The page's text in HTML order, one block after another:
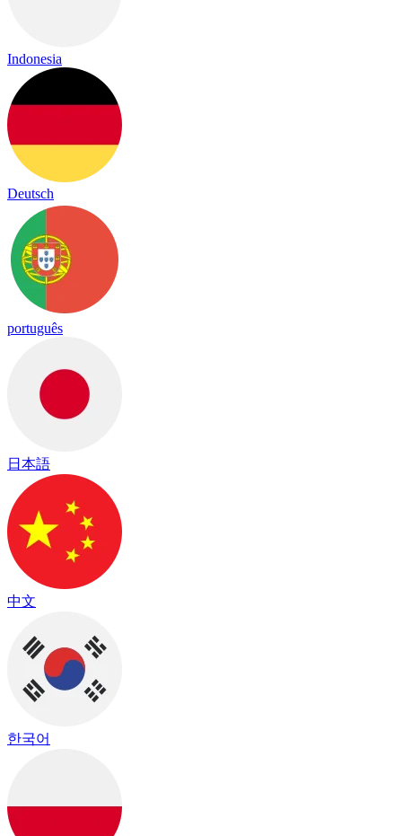
Indonesia
Deutsch
português
日本語
中文
한국어